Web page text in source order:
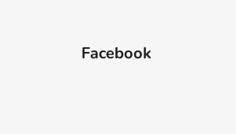
Facebook